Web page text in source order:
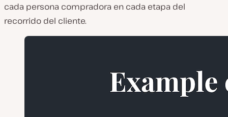
cada persona compradora en cada etapa del
recorrido del cliente.